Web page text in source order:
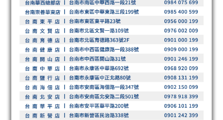
BUY NOW